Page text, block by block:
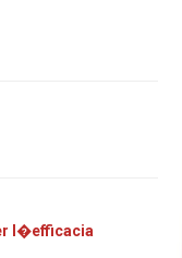
l�efficacia